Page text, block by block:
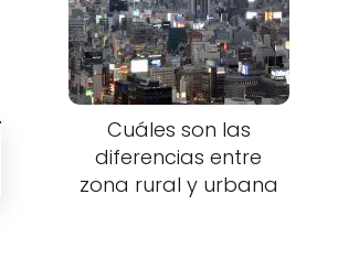
Cuáles son las
diferencias entre
zona rural y urbana